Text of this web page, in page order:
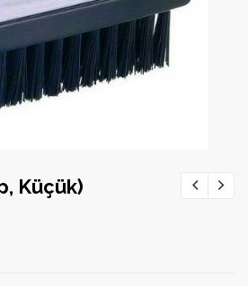
Küçük)